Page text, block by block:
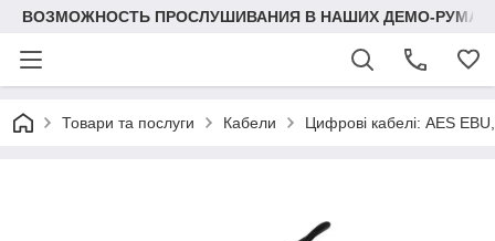
ВОЗМОЖНОСТЬ ПРОСЛУШИВАНИЯ В НАШИХ ДЕМО-РУМАХ
Товари та послуги Кабели Цифрові кабелі: AES